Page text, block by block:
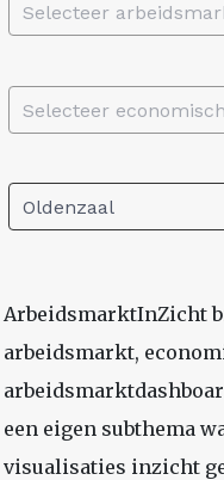
Selecteer
Selecteer
Oldenzaal
ArbeidsmarktInZicht
arbeidsmarkt,
een eigen subthema
visualisaties inzicht